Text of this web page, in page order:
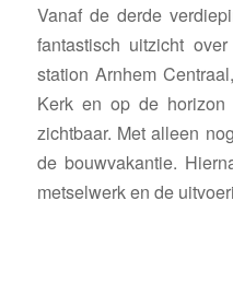
Vanaf de derde
fantastisch uitzicht
station Arnhem
Kerk en op de
zichtbaar. Met alleen
de bouwvakantie.
metselwerk en de